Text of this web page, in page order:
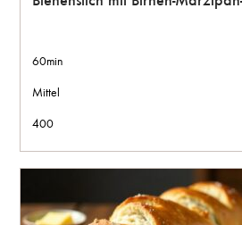
60min
Mittel
400